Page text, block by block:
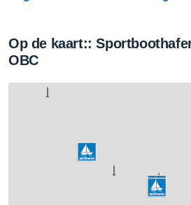
Op de kaart::
OBC